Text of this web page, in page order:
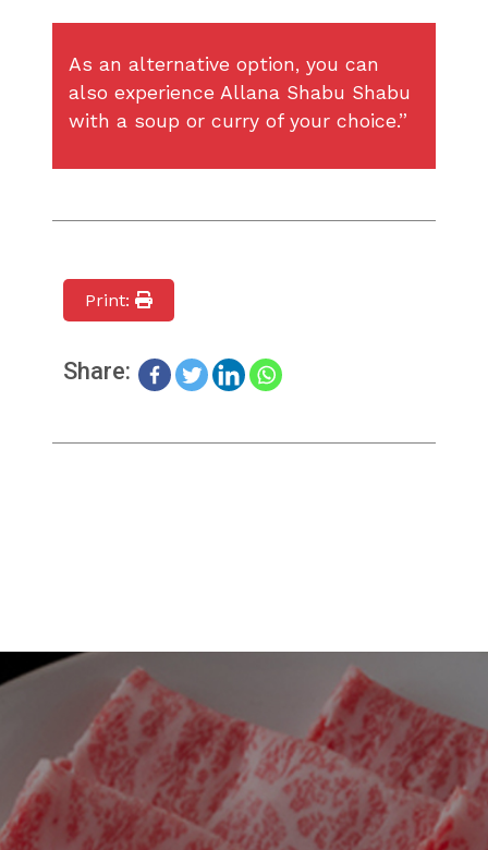
As an alternative option, you can
also experience Allana Shabu Shabu
with a soup or curry of your choice.”
Print:
Share: